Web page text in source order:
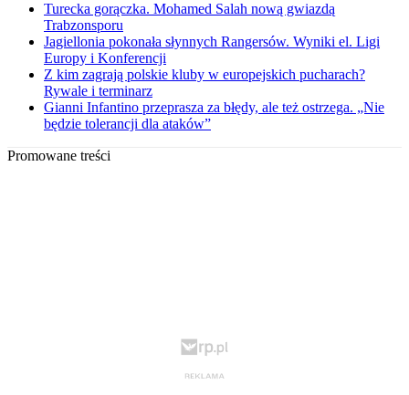
Turecka gorączka. Mohamed Salah nową gwiazdą
Trabzonsporu
Jagiellonia pokonała słynnych Rangersów. Wyniki el. Ligi
Europy i Konferencji
Z kim zagrają polskie kluby w europejskich pucharach?
Rywale i terminarz
Gianni Infantino przeprasza za błędy, ale też ostrzega. „Nie
będzie tolerancji dla ataków”
Promowane treści